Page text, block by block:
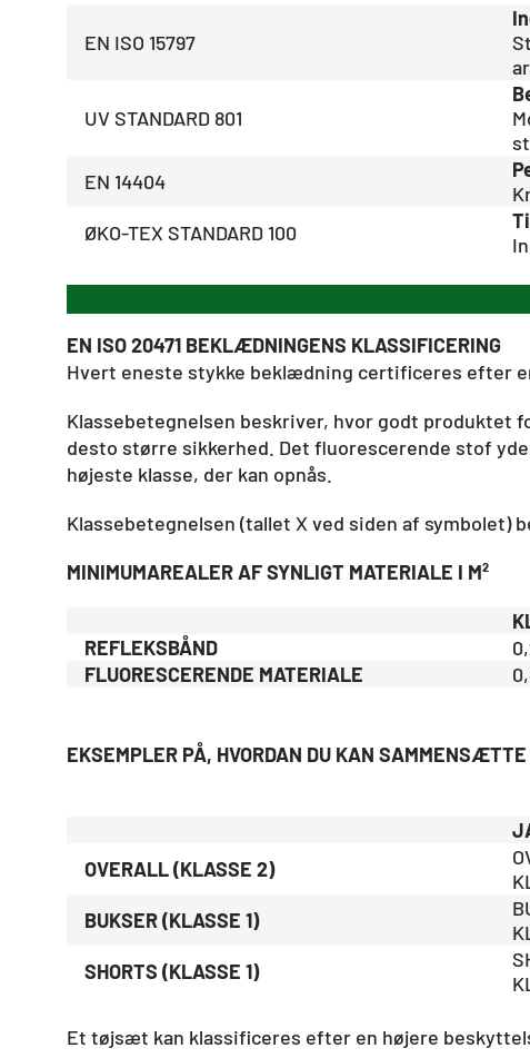
EN ISO 15797
UV STANDARD 801
EN 14404
ØKO-TEX STANDARD 100
EN ISO 20471 BEKLÆDNINGENS KLASSIFICERING
Hvert eneste stykke beklædning certificeres efter
Klassebetegnelsen beskriver, hvor godt produktet
desto større sikkerhed. Det fluorescerende stof
højeste klasse, der kan opnås.
Klassebetegnelsen (tallet X ved siden af
MINIMUMAREALER AF SYNLIGT MATERIALE I M²
REFLEKSBÅND
FLUORESCERENDE MATERIALE
EKSEMPLER PÅ, HVORDAN DU KAN
OVERALL (KLASSE 2)
BUKSER (KLASSE 1)
SHORTS (KLASSE 1)
Et tøjsæt kan klassificeres efter en højere